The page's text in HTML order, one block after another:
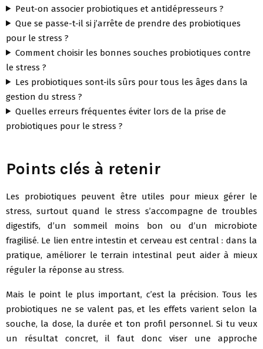
Peut-on associer probiotiques et antidépresseurs ?
Que se passe-t-il si j’arrête de prendre des probiotiques
pour le stress ?
Comment choisir les bonnes souches probiotiques contre
le stress ?
Les probiotiques sont-ils sûrs pour tous les âges dans la
gestion du stress ?
Quelles erreurs fréquentes éviter lors de la prise de
probiotiques pour le stress ?
Points clés à retenir
Les probiotiques peuvent être utiles pour mieux gérer le
stress, surtout quand le stress s’accompagne de troubles
digestifs, d’un sommeil moins bon ou d’un microbiote
fragilisé. Le lien entre intestin et cerveau est central : dans la
pratique, améliorer le terrain intestinal peut aider à mieux
réguler la réponse au stress.
Mais le point le plus important, c’est la précision. Tous les
probiotiques ne se valent pas, et les effets varient selon la
souche, la dose, la durée et ton profil personnel. Si tu veux
un résultat concret, il faut donc viser une approche